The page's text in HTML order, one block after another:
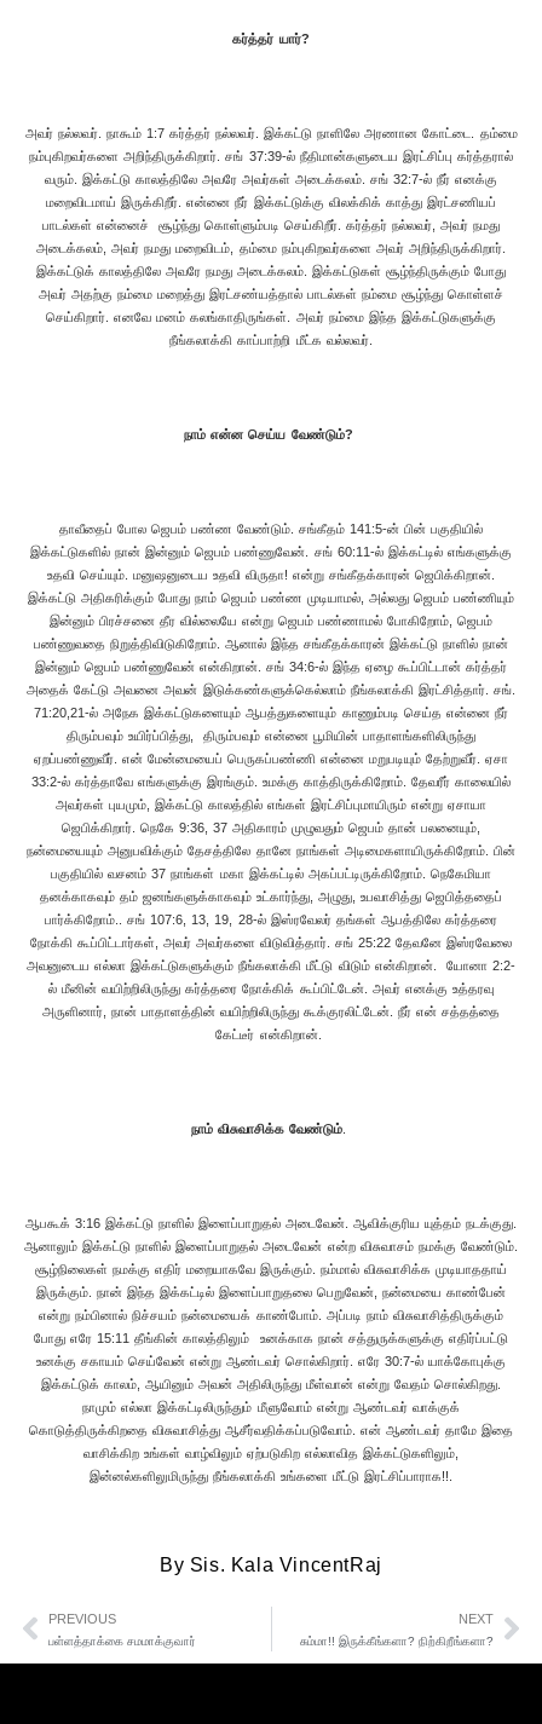
கர்த்தர் யார்?
அவர் நல்லவர். நாகூம் 1:7 கர்த்தர் நல்லவர். இக்கட்டு நாளிலே அரணான கோட்டை. தம்மை
நம்புகிறவர்களை அறிந்திருக்கிறார். சங் 37:39-ல் நீதிமான்களுடைய இரட்சிப்பு கர்த்தரால்
வரும். இக்கட்டு காலத்திலே அவரே அவர்கள் அடைக்கலம். சங் 32:7-ல் நீர் எனக்கு
மறைவிடமாய் இருக்கிறீர். என்னை நீர் இக்கட்டுக்கு விலக்கிக் காத்து இரட்சணியப்
பாடல்கள் என்னைச் சூழ்ந்து கொள்ளும்படி செய்கிறீர். கர்த்தர் நல்லவர், அவர் நமது
அடைக்கலம், அவர் நமது மறைவிடம், தம்மை நம்புகிறவர்களை அவர் அறிந்திருக்கிறார்.
இக்கட்டுக் காலத்திலே அவரே நமது அடைக்கலம். இக்கட்டுகள் சூழ்ந்திருக்கும் போது
அவர் அதற்கு நம்மை மறைத்து இரட்சண்யத்தால் பாடல்கள் நம்மை சூழ்ந்து கொள்ளச்
செய்கிறார். எனவே மனம் கலங்காதிருங்கள். அவர் நம்மை இந்த இக்கட்டுகளுக்கு
நீங்கலாக்கி காப்பாற்றி மீட்க வல்லவர்.
நாம் என்ன செய்ய வேண்டும்?
தாவீதைப் போல ஜெபம் பண்ண வேண்டும். சங்கீதம் 141:5-ன் பின் பகுதியில்
இக்கட்டுகளில் நான் இன்னும் ஜெபம் பண்ணுவேன். சங் 60:11-ல் இக்கட்டில் எங்களுக்கு
உதவி செய்யும். மனுஷனுடைய உதவி விருதா! என்று சங்கீதக்காரன் ஜெபிக்கிறான்.
இக்கட்டு அதிகரிக்கும் போது நாம் ஜெபம் பண்ண முடியாமல், அல்லது ஜெபம் பண்ணியும்
இன்னும் பிரச்சனை தீர வில்லையே என்று ஜெபம் பண்ணாமல் போகிறோம், ஜெபம்
பண்ணுவதை நிறுத்திவிடுகிறோம். ஆனால் இந்த சங்கீதக்காரன் இக்கட்டு நாளில் நான்
இன்னும் ஜெபம் பண்ணுவேன் என்கிறான். சங் 34:6-ல் இந்த ஏழை கூப்பிட்டான் கர்த்தர்
அதைக் கேட்டு அவனை அவன் இடுக்கண்களுக்கெல்லாம் நீங்கலாக்கி இரட்சித்தார். சங்.
71:20,21-ல் அநேக இக்கட்டுகளையும் ஆபத்துகளையும் காணும்படி செய்த என்னை நீர்
திரும்பவும் உயிர்ப்பித்து, திரும்பவும் என்னை பூமியின் பாதாளங்களிலிருந்து
ஏறப்பண்ணுவீர். என் மேன்மையைப் பெருகப்பண்ணி என்னை மறுபடியும் தேற்றுவீர். ஏசா
33:2-ல் கர்த்தாவே எங்களுக்கு இரங்கும். உமக்கு காத்திருக்கிறோம். தேவரீர் காலையில்
அவர்கள் புயமும், இக்கட்டு காலத்தில் எங்கள் இரட்சிப்புமாயிரும் என்று ஏசாயா
ஜெபிக்கிறார். நெகே 9:36, 37 அதிகாரம் முழுவதும் ஜெபம் தான் பலனையும்,
நன்மையையும் அனுபவிக்கும் தேசத்திலே தானே நாங்கள் அடிமைகளாயிருக்கிறோம். பின்
பகுதியில் வசனம் 37 நாங்கள் மகா இக்கட்டில் அகப்பட்டிருக்கிறோம். நெகேமியா
தனக்காகவும் தம் ஜனங்களுக்காகவும் உட்கார்ந்து, அழுது, உபவாசித்து ஜெபித்ததைப்
பார்க்கிறோம்.. சங் 107:6, 13, 19, 28-ல் இஸ்ரவேலர் தங்கள் ஆபத்திலே கர்த்தரை
நோக்கி கூப்பிட்டார்கள், அவர் அவர்களை விடுவித்தார். சங் 25:22 தேவனே இஸ்ரவேலை
அவனுடைய எல்லா இக்கட்டுகளுக்கும் நீங்கலாக்கி மீட்டு விடும் என்கிறான். யோனா 2:2-
ல் மீனின் வயிற்றிலிருந்து கர்த்தரை நோக்கிக் கூப்பிட்டேன். அவர் எனக்கு உத்தரவு
அருளினார், நான் பாதாளத்தின் வயிற்றிலிருந்து கூக்குரலிட்டேன். நீர் என் சத்தத்தை
கேட்டீர் என்கிறான்.
நாம் விசுவாசிக்க வேண்டும்
ஆபகூக் 3:16 இக்கட்டு நாளில் இளைப்பாறுதல் அடைவேன். ஆவிக்குரிய யுத்தம் நடக்குது.
ஆனாலும் இக்கட்டு நாளில் இளைப்பாறுதல் அடைவேன் என்ற விசுவாசம் நமக்கு வேண்டும்.
சூழ்நிலைகள் நமக்கு எதிர் மறையாகவே இருக்கும். நம்மால் விசுவாசிக்க முடியாததாய்
இருக்கும். நான் இந்த இக்கட்டில் இளைப்பாறுதலை பெறுவேன், நன்மையை காண்பேன்
என்று நம்பினால் நிச்சயம் நன்மையைக் காண்போம். அப்படி நாம் விசுவாசித்திருக்கும்
போது எரே 15:11 தீங்கின் காலத்திலும் உனக்காக நான் சத்துருக்களுக்கு எதிர்ப்பட்டு
உனக்கு சகாயம் செய்வேன் என்று ஆண்டவர் சொல்கிறார். எரே 30:7-ல் யாக்கோபுக்கு
இக்கட்டுக் காலம், ஆயினும் அவன் அதிலிருந்து மீள்வான் என்று வேதம் சொல்கிறது.
நாமும் எல்லா இக்கட்டிலிருந்தும் மீளுவோம் என்று ஆண்டவர் வாக்குக்
கொடுத்திருக்கிறதை விசுவாசித்து ஆசீர்வதிக்கப்படுவோம். என் ஆண்டவர் தாமே இதை
வாசிக்கிற உங்கள் வாழ்விலும் ஏற்படுகிற எல்லாவித இக்கட்டுகளிலும்,
இன்னல்களிலுமிருந்து நீங்கலாக்கி உங்களை மீட்டு இரட்சிப்பாராக!!.
By Sis. Kala VincentRaj
PREVIOUS
பள்ளத்தாக்கை சமமாக்குவார்
NEXT
சும்மா!! இருக்கீங்களா? நிற்கிறீங்களா?